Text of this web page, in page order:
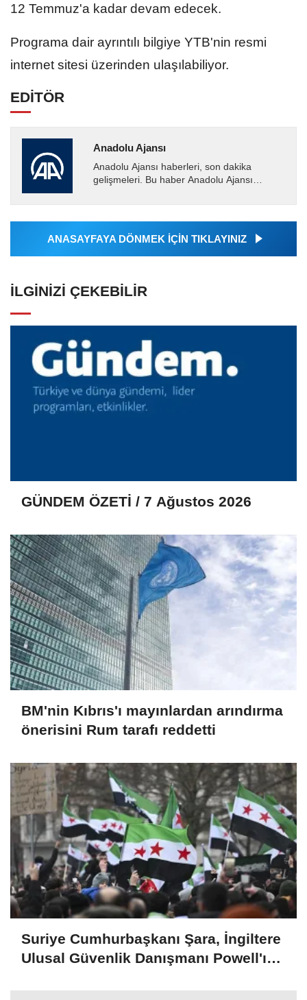
12 Temmuz'a kadar devam edecek.
Programa dair ayrıntılı bilgiye YTB'nin resmi
internet sitesi üzerinden ulaşılabiliyor.
EDİTÖR
Anadolu Ajansı
Anadolu Ajansı haberleri, son dakika
gelişmeleri. Bu haber Anadolu Ajansı
tarafından geçilen tüm...
ANASAYFAYA DÖNMEK İÇİN TIKLAYINIZ
İLGINIZI ÇEKEBILIR
GÜNDEM ÖZETİ / 7 Ağustos 2026
BM'nin Kıbrıs'ı mayınlardan arındırma
önerisini Rum tarafı reddetti
Suriye Cumhurbaşkanı Şara, İngiltere
Ulusal Güvenlik Danışmanı Powell'ı